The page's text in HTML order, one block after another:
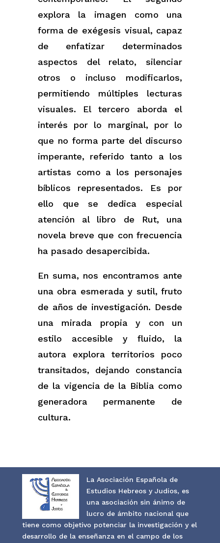
explora la imagen como una
forma de exégesis visual, capaz
de enfatizar determinados
aspectos del relato, silenciar
otros o incluso modificarlos,
permitiendo múltiples lecturas
visuales. El tercero aborda el
interés por lo marginal, por lo
que no forma parte del discurso
imperante, referido tanto a los
artistas como a los personajes
bíblicos representados. Es por
ello que se dedica especial
atención al libro de Rut, una
novela breve que con frecuencia
ha pasado desapercibida.
En suma, nos encontramos ante
una obra esmerada y sutil, fruto
de años de investigación. Desde
una mirada propia y con un
estilo accesible y fluido, la
autora explora territorios poco
transitados, dejando constancia
de la vigencia de la Biblia como
generadora permanente de
cultura.
La Asociación Española de
Estudios Hebreos y Judíos, es
una asociación sin ánimo de
lucro de ámbito nacional que
tiene como objetivo potenciar la investigación y el
desarrollo de la enseñanza en el campo de los